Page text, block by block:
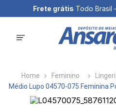
Frete grátis Todo Brasil
Feminino
Médio Lupo 04570-075 Feminina